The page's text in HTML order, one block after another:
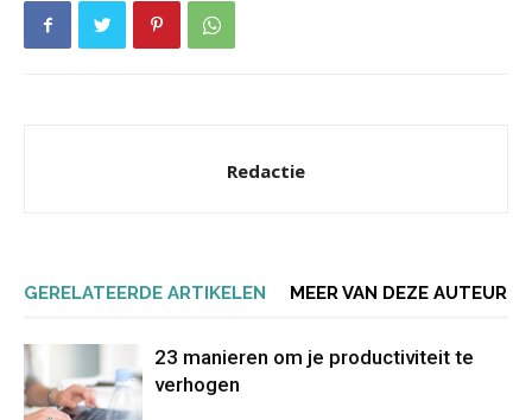
Redactie
GERELATEERDE ARTIKELEN MEER VAN DEZE AUTEUR
23 manieren om je productiviteit te
verhogen